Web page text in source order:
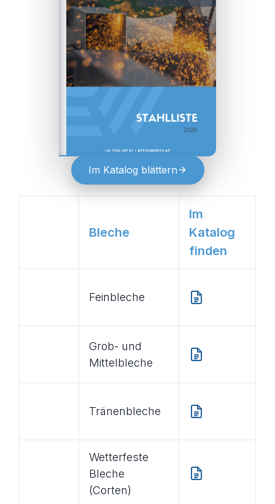
Im Katalog blättern
Bleche
Im
Katalog
finden
Feinbleche
Grob- und
Mittelbleche
Tränenbleche
Wetterfeste
Bleche
(Corten)